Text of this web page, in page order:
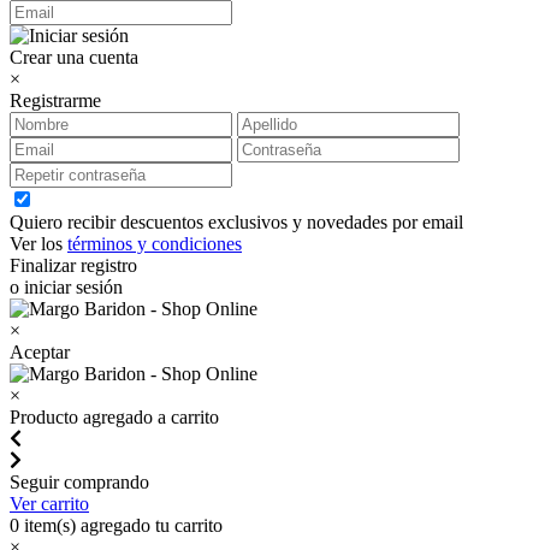
Crear una cuenta
×
Registrarme
Quiero recibir descuentos exclusivos y novedades por email
Ver los términos y condiciones
Finalizar registro
o iniciar sesión
×
Aceptar
×
Producto agregado a carrito
Seguir comprando
Ver carrito
0 item(s) agregado tu carrito